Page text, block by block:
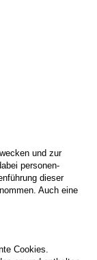
und zur
personen­
dieser
Auch eine
Cookies.